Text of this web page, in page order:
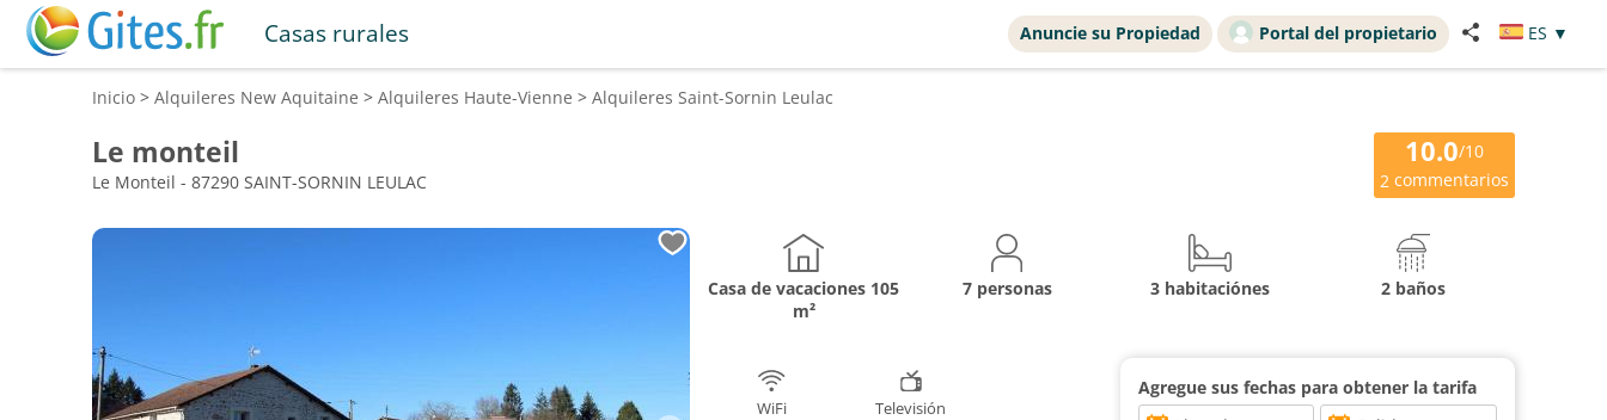
Casas rurales Anuncie su Propiedad Portal del propietario ES ▼
Inicio > Alquileres New Aquitaine > Alquileres Haute-Vienne > Alquileres Saint-Sornin Leulac
10.0/10
2 commentarios
Le monteil
Le Monteil - 87290 SAINT-SORNIN LEULAC
Casa de vacaciones 105
m²
7 personas 3 habitaciónes 2 baños
WiFi Televisión
Agregue sus fechas para obtener la tarifa